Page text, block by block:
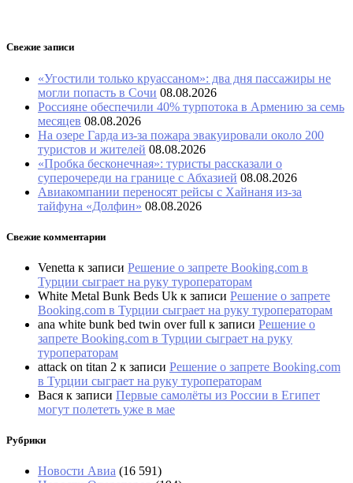
Свежие записи
«Угостили только круассаном»: два дня пассажиры не
могли попасть в Сочи 08.08.2026
Россияне обеспечили 40% турпотока в Армению за семь
месяцев 08.08.2026
На озере Гарда из-за пожара эвакуировали около 200
туристов и жителей 08.08.2026
«Пробка бесконечная»: туристы рассказали о
суперочереди на границе с Абхазией 08.08.2026
Авиакомпании переносят рейсы с Хайнаня из-за
тайфуна «Долфин» 08.08.2026
Свежие комментарии
Venetta к записи Решение о запрете Booking.com в
Турции сыграет на руку туроператорам
White Metal Bunk Beds Uk к записи Решение о запрете
Booking.com в Турции сыграет на руку туроператорам
ana white bunk bed twin over full к записи Решение о
запрете Booking.com в Турции сыграет на руку
туроператорам
attack on titan 2 к записи Решение о запрете Booking.com
в Турции сыграет на руку туроператорам
Вася к записи Первые самолёты из России в Египет
могут полететь уже в мае
Рубрики
Новости Авиа (16 591)